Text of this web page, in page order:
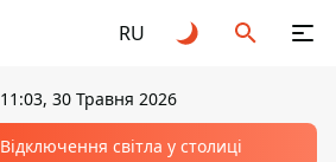
RU
11:03, 30 Травня 2026
Відключення світла у столиці